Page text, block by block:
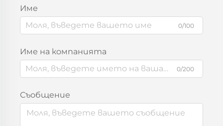
Име
0/100
Име на компанията
0/200
Съобщение